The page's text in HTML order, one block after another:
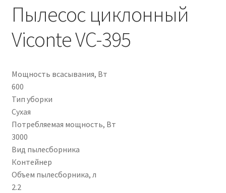
Пылесос циклонный
Viconte VC-395
Мощность всасывания, Вт
600
Тип уборки
Сухая
Потребляемая мощность, Вт
3000
Вид пылесборника
Контейнер
Объем пылесборника, л
2.2